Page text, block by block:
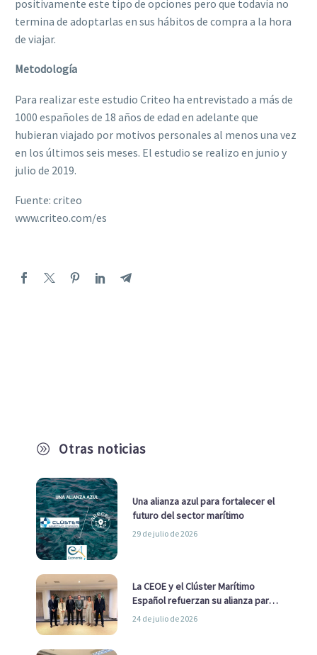
A Otras noticias
Una alianza azul para fortalecer el
futuro del sector marítimo
29 de julio de 2026
La CEOE y el Clúster Marítimo
Español refuerzan su alianza para
impulsar una estrategia Nacional
24 de julio de 2026
positivamente este tipo de opciones pero que todavía no
termina de adoptarlas en sus hábitos de compra a la hora
de viajar.
Metodología
Para realizar este estudio Criteo ha entrevistado a más de
1000 españoles de 18 años de edad en adelante que
hubieran viajado por motivos personales al menos una vez
en los últimos seis meses. El estudio se realizo en junio y
julio de 2019.
Fuente: criteo
www.criteo.com/es